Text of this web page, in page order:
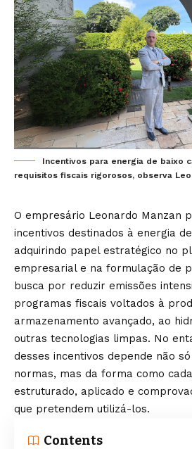
Incentivos para energia de baixo
requisitos fiscais rigorosos, observa
O empresário Leonardo Manzan
incentivos destinados à energia
adquirindo papel estratégico no
empresarial e na formulação de
busca por reduzir emissões
programas fiscais voltados à
armazenamento avançado, ao
outras tecnologias limpas. No
desses incentivos depende não
normas, mas da forma como
estruturado, aplicado e
que pretendem utilizá-los.
Contents